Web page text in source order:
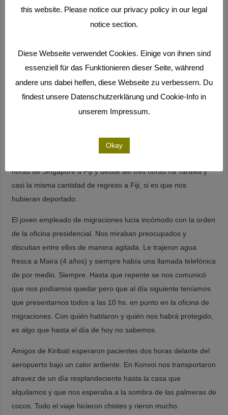
¿Qué hacer? Nuestros vuelos ya habían sido comprados.
Así que volamos. Amigos, que mas tarde encontraríamos en
Tarawa, nos confirmaron, que ese fue el único camino correcto
ha seguir. El lema es “Vé y habla con la gente. Nadie se
convencera atravéz de un correo electrónico. Pero todos te
Y sí, volamos: doce horas desde Düsseldorf a Singapore.
horas de Singapore a Fiji y desde allí tres horas ha Tarawa y
casi la misma cantidad de regreso a Fiji, si es que nos
hubieran deportado.
El joven empleado de migraciones lucia incómodo con la orden
de la oficina presidencial. Nos miraban preocupados y
discutian entre ellos de manera agitada. Le trajeron agua
fresca a Maira (4 años) y siempre había una llamada telefónica
de por medio. Siempre. Hasta que repente se nos comunicó
que nos podíamos quedar pero que al día siguiente teníamos
que presentarnos todos a las 10 hs. en punto en la oficina de
migraciones. Con quién hablaron y quién nos habrá protegido,
es algo que hasta el día de hoy no sabemos.
Amigos de Kiribati esperaron pacientes dos horas delante del
aeropuerto bajo un calor ardiente. En Konvoi nos transportaron
atravez de un día resplandeciente hasta la casa que
alquilamos y que nos esperaba a la sombra de las palmeras de
cocos. Todo el viaje hicieron chistes y rieron mucho.
this website. Please notice our privacy policy in our legal
notice section.
Diese Webseite verwendet Cookies. Einige von ihnen sind
essenziell für das Funktionieren dieser Seite, während
andere uns dabei helfen, diese Webseite zu verbessern. Du
findest unsere Datenschutzerklärung und Cookie-Info in
unserem Impressum.
Okay